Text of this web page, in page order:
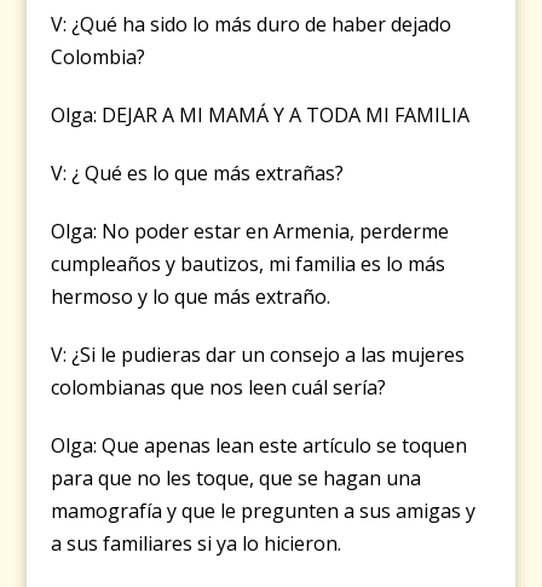
V: ¿Qué ha sido lo más duro de haber dejado
Colombia?
Olga: DEJAR A MI MAMÁ Y A TODA MI FAMILIA
V: ¿ Qué es lo que más extrañas?
Olga: No poder estar en Armenia, perderme
cumpleaños y bautizos, mi familia es lo más
hermoso y lo que más extraño.
V: ¿Si le pudieras dar un consejo a las mujeres
colombianas que nos leen cuál sería?
Olga: Que apenas lean este artículo se toquen
para que no les toque, que se hagan una
mamografía y que le pregunten a sus amigas y
a sus familiares si ya lo hicieron.